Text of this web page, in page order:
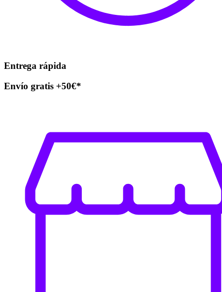
Entrega rápida
Envío gratis +50€*